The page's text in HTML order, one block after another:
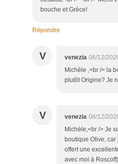
bouche et Grèce!
Répondre
V venezia 06/12/
Michèle ,<br /> la
plutôt Origine? Je
V venezia 06/12/
Michèle,<br /> Je
boutique Olive, car
offert une
avec moi à